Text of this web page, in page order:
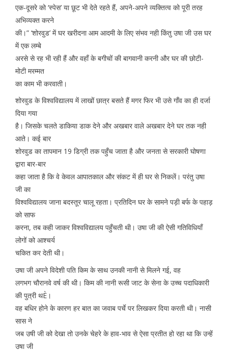
एक-दूसरे को ‘स्पेस’ या छूट भी देते रहते हैं, अपने-अपने व्यक्तित्व को पूरी तरह
अभिव्यक्त करने
की।” ‘शोरवुड’ में घर खरीदना आम आदमी के लिए संभव नही किंतु उषा जी उस घर
में एक लम्बे
अरसे से रह भी रही हैं और वहाँ के बगीचों की बागवानी करनी और घर की छोटी-
मोटी मरम्मत
का काम भी करवाती।
शोरवुड के विश्वविद्यालय में लाखों छात्र बसते हैं मगर फिर भी उसे गाँव का ही दर्जा
दिया गया
है। जिसके चलते डाकिया डाक देने और अखबार वाले अखबार देने घर तक नही
आते। कई बार
शोरवुड का तापमान 19 डिग्री तक पहुँच जाता है और जनता से सरकारी घोषणा
द्वारा बार-बार
कहा जाता है कि वे केवल आपातकाल और संकट में ही घर से निकलें। परंतु उषा
जी का
विश्वविद्यालय जाना बदस्तूर चालू रहता। प्रतिदिन घर के सामने पड़ी बर्फ के पहाड़
को साफ
करना, तब कही जाकर विश्वविद्यालय पहुँचती थी। उषा जी की ऐसी गतिविधियाँ
लोगों को आश्चर्य
चकित कर देती थी।
उषा जी अपने विदेशी पति किम के साथ उनकी नानी से मिलने गई, वह
लगभग चौरानवे वर्ष की थी। किम की नानी रूसी जाट के सेना के उच्च पदाधिकारी
की पुत्री थÈ।
वह बधिर होने के कारण हर बात का जवाब पर्चे पर लिखकर दिया करती थी। नासी
सास ने
जब उषी जी को देखा तो उनके चेहरे के हाव-भाव से ऐसा प्रतीत हो रहा था कि उन्हें
उषा जी